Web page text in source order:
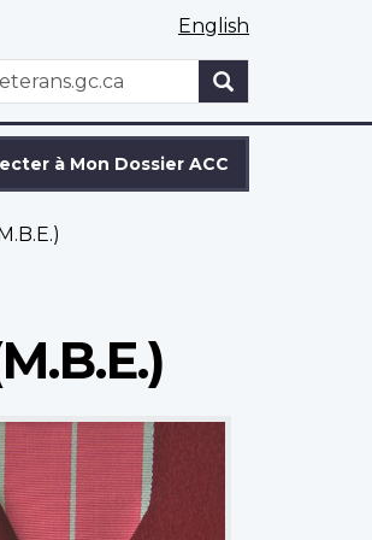
English
à Mon Dossier ACC